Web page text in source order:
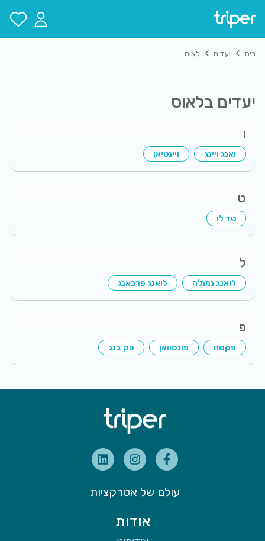
בית יעדים לאוס
יעדים בלאוס
ו
ואנג ויינג ויינטיאן
ט
טד לו
ל
לואנג נמת'ה לואנג פרבאנג
פ
פקסה פונסוואן פק בנג
עולם של אטרקציות
אודות